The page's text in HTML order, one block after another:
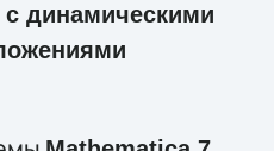
с динамическими